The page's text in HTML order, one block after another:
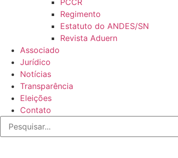
PCCR
Regimento
Estatuto do ANDES/SN
Revista Aduern
Associado
Jurídico
Notícias
Transparência
Eleições
Contato